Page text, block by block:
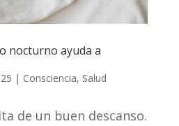
nocturno ayuda a
| Consciencia, Salud
de un buen descanso.